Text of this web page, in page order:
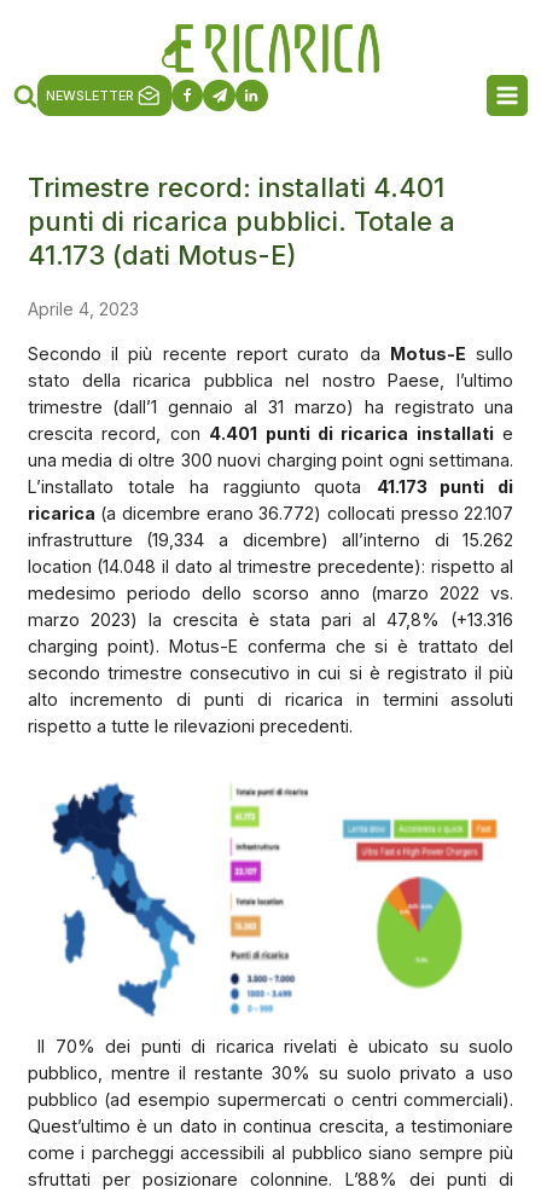
NEWSLETTER
Trimestre record: installati 4.401
punti di ricarica pubblici. Totale a
41.173 (dati Motus-E)
Aprile 4, 2023
Secondo il più recente report curato da Motus-E sullo
stato della ricarica pubblica nel nostro Paese, l’ultimo
trimestre (dall’1 gennaio al 31 marzo) ha registrato una
crescita record, con 4.401 punti di ricarica installatie
una media di oltre 300 nuovi charging point ogni settimana.
L’installato totale ha raggiunto quota 41.173 punti di
ricarica (a dicembre erano 36.772) collocati presso 22.107
infrastrutture (19,334 a dicembre) all’interno di 15.262
location (14.048 il dato al trimestre precedente): rispetto al
medesimo periodo dello scorso anno (marzo 2022 vs.
marzo 2023) la crescita è stata pari al 47,8% (+13.316
charging point). Motus-E conferma che si è trattato del
secondo trimestre consecutivo in cui si è registrato il più
alto incremento di punti di ricarica in termini assoluti
rispetto a tutte le rilevazioni precedenti.
Il 70% dei punti di ricarica rivelati è ubicato su suolo
pubblico, mentre il restante 30% su suolo privato a uso
pubblico (ad esempio supermercati o centri commerciali).
Quest’ultimo è un dato in continua crescita, a testimoniare
come i parcheggi accessibili al pubblico siano sempre più
sfruttati per posizionare colonnine. L’88% dei punti di